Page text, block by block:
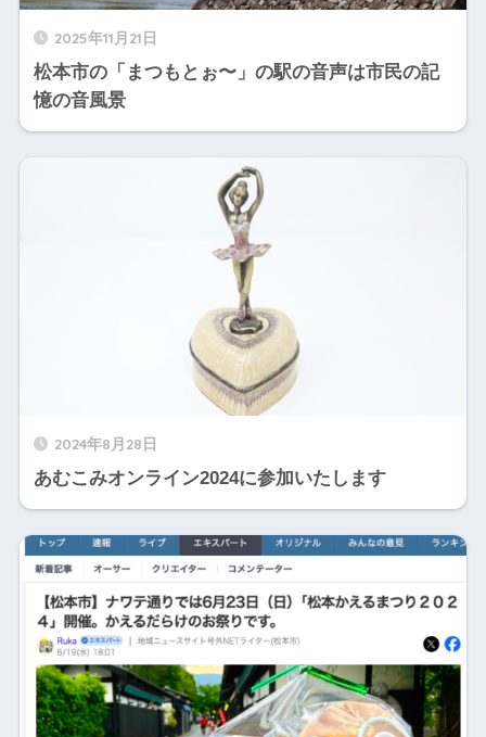
2025年11月21日
松本市の「まつもとぉ〜」の駅の音声は市民の記
憶の音風景
2024年8月28日
あむこみオンライン2024に参加いたします